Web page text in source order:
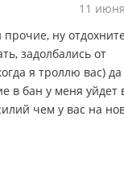
11
ну
задолбались от
я троллю вас)
в бан у меня уйдет
чем у вас на